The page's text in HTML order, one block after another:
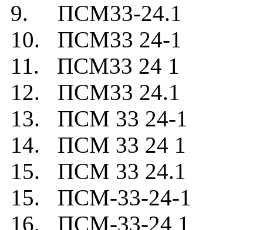
9. ПСМ33-24.1
10. ПСМ33 24-1
11. ПСМ33 24 1
12. ПСМ33 24.1
13. ПСМ 33 24-1
14. ПСМ 33 24 1
15. ПСМ 33 24.1
15. ПСМ-33-24-1
16. ПСМ-33-24 1